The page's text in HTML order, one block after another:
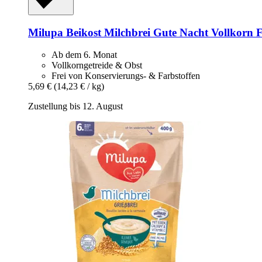
Milupa Beikost Milchbrei Gute Nacht Vollkorn
Ab dem 6. Monat
Vollkorngetreide & Obst
Frei von Konservierungs- & Farbstoffen
5,69 € (14,23 € / kg)
Zustellung bis 12. August